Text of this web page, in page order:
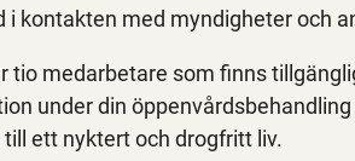
i kontakten med myndigheter och
tio medarbetare som finns
under din
ett nyktert och drogfritt liv.